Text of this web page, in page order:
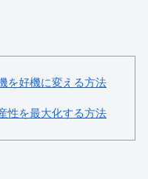
を好機に変える方法
性を最大化する方法